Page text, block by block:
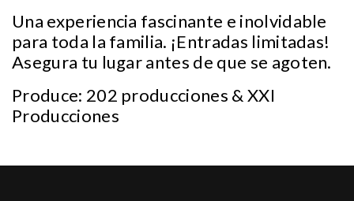
Una experiencia fascinante e inolvidable
para toda la familia. ¡Entradas limitadas!
Asegura tu lugar antes de que se agoten.
Produce: 202 producciones & XXI
Producciones